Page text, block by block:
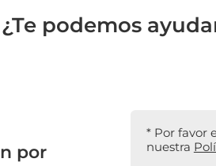
¿Te podemos
por
* Por favor
nuestra